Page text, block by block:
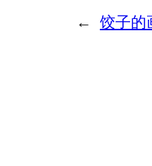
← 饺子的